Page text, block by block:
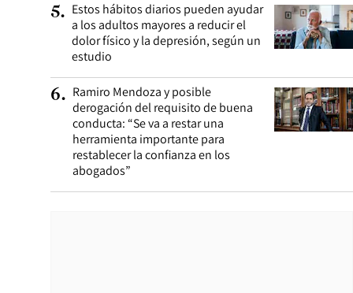
5. Estos hábitos diarios pueden ayudar
a los adultos mayores a reducir el
dolor físico y la depresión, según un
estudio
6. Ramiro Mendoza y posible
derogación del requisito de buena
conducta: “Se va a restar una
herramienta importante para
restablecer la confianza en los
abogados”